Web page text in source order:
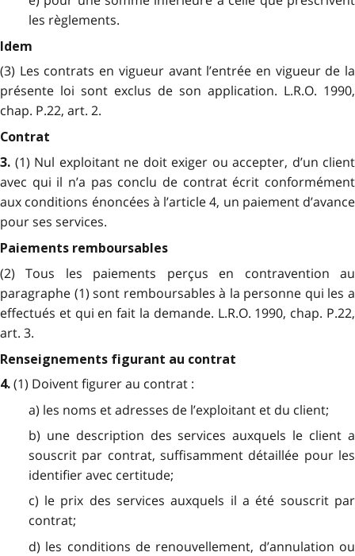
les règlements.
Idem
(3) Les contrats en vigueur avant l’entrée en vigueur de la
présente loi sont exclus de son application. L.R.O. 1990,
chap. P.22, art. 2.
Contrat
3. (1) Nul exploitant ne doit exiger ou accepter, d’un client
avec qui il n’a pas conclu de contrat écrit conformément
aux conditions énoncées à l’article 4, un paiement d’avance
pour ses services.
Paiements remboursables
(2) Tous les paiements perçus en contravention au
paragraphe (1) sont remboursables à la personne qui les a
effectués et qui en fait la demande. L.R.O. 1990, chap. P.22,
art. 3.
Renseignements figurant au contrat
4. (1) Doivent figurer au contrat :
a) les noms et adresses de l’exploitant et du client;
b) une description des services auxquels le client a
souscrit par contrat, suffisamment détaillée pour les
identifier avec certitude;
c) le prix des services auxquels il a été souscrit par
contrat;
d) les conditions de renouvellement, d’annulation ou